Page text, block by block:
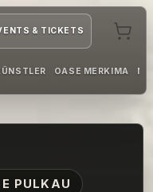
OASE MERKIMA
& TICKETS
PULKAU